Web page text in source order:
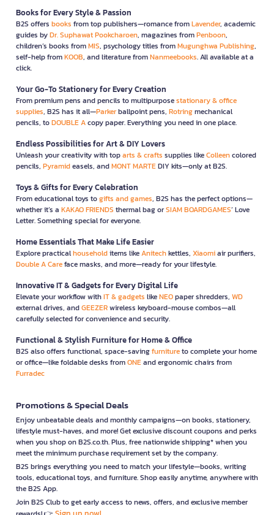
Books for Every Style & Passion
B2S offers books from top publishers—romance fromLavender, academic
guides byDr. Suphawat Pookcharoen, magazines fromPenboon,
children’s books fromMIS, psychology titles fromMugunghwa Publishing,
self-help fromKOOB, and literature fromNanmeebooks. All available at a
click.
Your Go-To Stationery for Every Creation
From premium pens and pencils to multipurposestationary & office
supplies, B2S has it all—Parkerballpoint pens, Rotringmechanical
pencils, toDOUBLE Acopy paper. Everything you need in one place.
Endless Possibilities for Art & DIY Lovers
Unleash your creativity with toparts & crafts supplies likeColleencolored
pencils, Pyramideasels, andMONT MARTEDIY kits—only at B2S.
Toys & Gifts for Every Celebration
From educational toys togifts and games, B2S has the perfect options—
whether it’s a KAKAO FRIENDS thermal bag orSIAM BOARDGAMES’ Love
Letter. Something special for everyone.
Home Essentials That Make Life Easier
Explore practicalhouseholditems likeAnitechkettles, Xiaomiair purifiers,
Double A Careface masks, and more—ready for your lifestyle.
Innovative IT & Gadgets for Every Digital Life
Elevate your workflow withIT & gadgets likeNEOpaper shredders, WD
external drives, andGEEZERwireless keyboard-mouse combos—all
carefully selected for convenience and security.
Functional & Stylish Furniture for Home & Office
B2S also offers functional, space-savingfurnitureto complete your home
or office—like foldable desks fromONEand ergonomic chairs from
Furradec
Promotions & Special Deals
Enjoy unbeatable deals and monthly campaigns—on books, stationery,
lifestyle must-haves, and more! Get exclusive discount coupons and perks
when you shop on B2S.co.th. Plus, free nationwide shipping* when you
meet the minimum purchase requirement set by the company.
B2S brings everything you need to match your lifestyle—books, writing
tools, educational toys, and furniture. Shop easily anytime, anywhere with
the B2S App.
Join B2S Club to get early access to news, offers, and exclusive member